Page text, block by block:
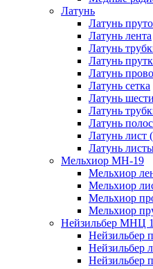
Латунь
Латунь
Латунь лента
Латунь
Латунь
Латунь
Латунь сетка
Латунь
Латунь
Латунь
Латунь лист
Латунь
Мельхиор МН-19
Мельхиор
Мельхиор
Мельхиор
Мельхиор
Нейзильбер МНЦ
Нейзильбер
Нейзильбер
Нейзильбер